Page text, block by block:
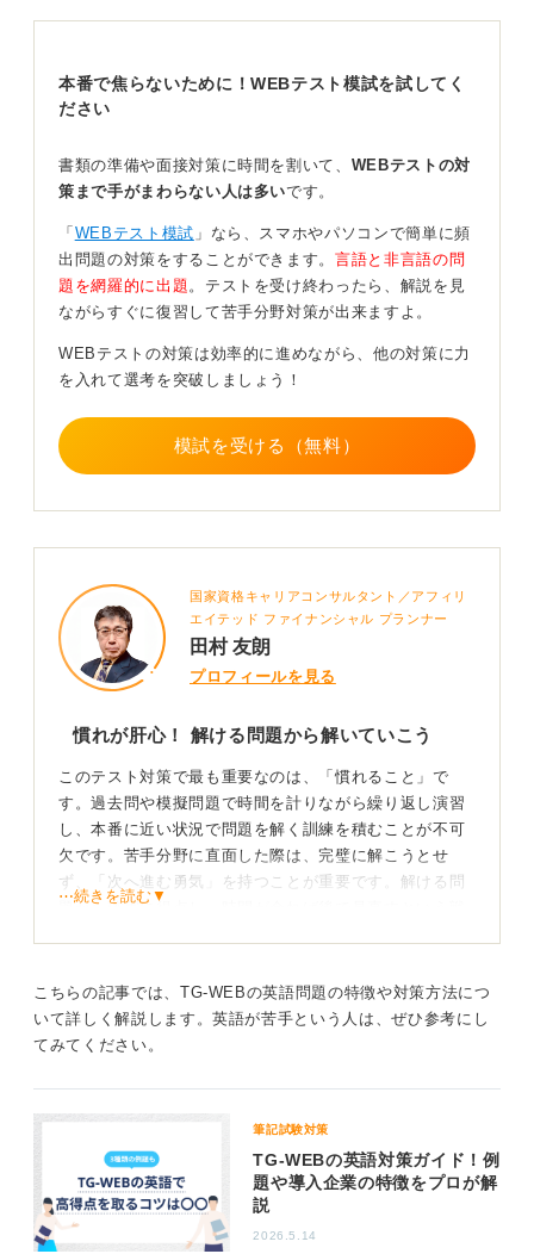
しい問題は潔く飛ばしていく判断力が必要です。また、1
問あたりにかけられる時間は限られているため、「1問何
なります。
出題される問題としては、算数のような推論や図形問題
が多く、これらに慣れることが大切です。繰り返し問題
を解くこと、そしてメモ用紙をきちんと活用し、条件を
正確に書き出して推測する練習を重ねることが求められ
ます。
メモを駆使して複雑な問題を攻略しよう！
複雑な条件や情報を整理するために、メモを積極的に使
うことで、思考の整理がつき、正確な解答に繋がるでし
ょう。もちろん、この形式も性格検査が含まれるため、
1
本番で焦らないために！WEBテスト模試を試してく
ださい
書類の準備や面接対策に時間を割いて、 WEBテストの対
策まで手がまわらない人は多いです。
「 WEBテスト模試 」なら、スマホやパソコンで簡単に頻
出問題の対策をすることができます。言語と非言語の問
題を網羅的に出題 。テストを受け終わったら、解説を見
ながらすぐに復習して苦手分野対策が出来ますよ。
WEBテストの対策は効率的に進めながら、他の対策に力
を入れて選考を突破しましょう！
模試を受ける（無料）
国家資格キャリアコンサルタント／アフィリ
エイテッド ファイナンシャル プランナー
田村 友朗
プロフィールを見る
慣れが肝心！ 解ける問題から解いていこう
このテスト対策で最も重要なのは、「慣れること」で
す。過去問や模擬問題で時間を計りながら繰り返し演習
し、本番に近い状況で問題を解く訓練を積むことが不可
欠です。苦手分野に直面した際は、完璧に解こうとせ
ず、「次へ進む勇気」を持つことが重要です。解ける問
題から確実に得点し、時間が余れば後で見直すという戦
幅広い知識・総合的な能力が試される！ 実演で慣れ
ておこう
偏らず、幅広い知識を習得しましょう。また、最新の時
事問題やニュースにも目を通し、関連する話題が出題さ
れる可能性に備えるのも良いでしょう。
近年、適性検査ではストレス耐性も測られます。意図的
に難問や時間内に解ききれない量の問題が出されること
⋯続きを読む▼
こちらの記事では、TG-WEBの英語問題の特徴や対策方法につ
いて詳しく解説します。英語が苦手という人は、ぜひ参考にし
てみてください。
筆記試験対策
TG-WEBの英語対策ガイド！例
題や導入企業の特徴をプロが解
説
2026.5.14